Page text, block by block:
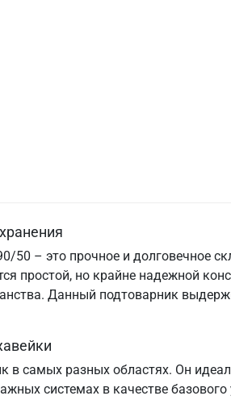
– это прочное и долговечное
простой, но крайне надежной
Данный подтоварник
в самых разных областях. Он
системах в качестве